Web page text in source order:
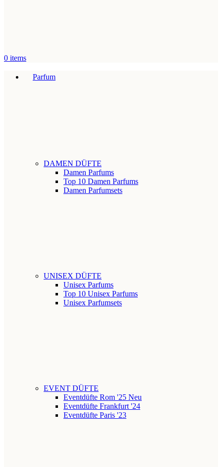
0 items
Parfum
DAMEN DÜFTE
Damen Parfums
Top 10 Damen Parfums
Damen Parfumsets
UNISEX DÜFTE
Unisex Parfums
Top 10 Unisex Parfums
Unisex Parfumsets
EVENT DÜFTE
Eventdüfte Rom '25 Neu
Eventdüfte Frankfurt '24
Eventdüfte Paris '23